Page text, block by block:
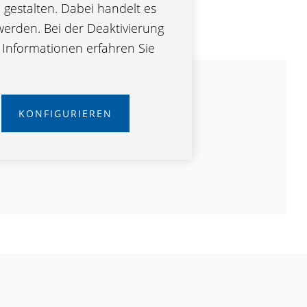
Dabei handelt es
Bei der Deaktivierung
erfahren Sie
KONFIGURIEREN